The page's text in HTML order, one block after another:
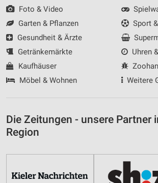
Foto & Video
Garten & Pflanzen
Gesundheit & Ärzte
Getränkemärkte
Kaufhäuser
Möbel & Wohnen
Sport
Uhren
Weitere
Die Zeitungen - unsere Partner
Region